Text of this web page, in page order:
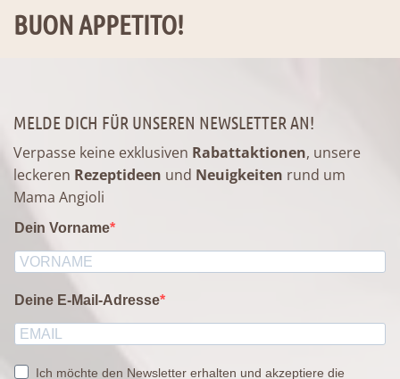
BUON APPETITO!
MELDE DICH FÜR UNSEREN NEWSLETTER AN!
Verpasse keine exklusiven Rabattaktionen, unsere
leckeren Rezeptideen und Neuigkeiten rund um
Mama Angioli
Dein Vorname
Deine E-Mail-Adresse
Ich möchte den Newsletter erhalten und akzeptiere die